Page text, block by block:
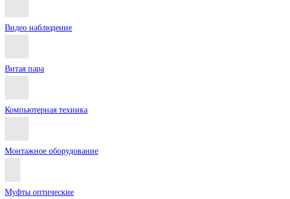
Видео наблюдение
Витая пара
Компьютерная техника
Монтажное оборудование
Муфты оптические